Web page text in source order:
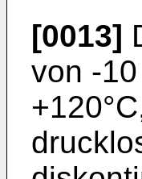
[0013]
von -